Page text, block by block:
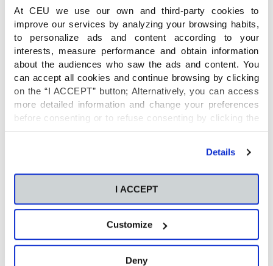
At CEU we use our own and third-party cookies to
improve our services by analyzing your browsing habits,
to personalize ads and content according to your
interests, measure performance and obtain information
about the audiences who saw the ads and content. You
can accept all cookies and continue browsing by clicking
on the “I ACCEPT” button; Alternatively, you can access
more detailed information and change your preferences
before consenting or to refuse consenting by clicking the
"Personalize" button. For more information you can visit
Details
I ACCEPT
Customize
Deny
conocimientos adquiridos en el aula. A lo largo
de las sesionesemplean técnicas y
metodologías como el Design Thinking o Lean
StartUp, además de poner a volar su
pensamiento creativo y mejorar su capacidad
para resolver problemas.
En esta primera edición del CEU Inschool
University Diploma participan empresas de
Energy System, Lokimica, Diario Información,
Seur, Carrefour y Pikolinos.
Innovación y talento al servicio de la sociedad